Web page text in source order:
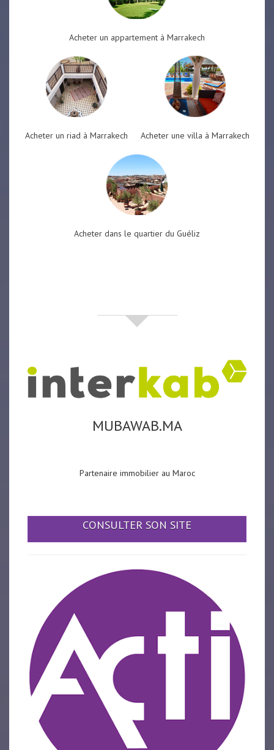
Acheter un appartement à Marrakech
Acheter un riad à Marrakech Acheter une villa à Marrakech
Acheter dans le quartier du Guéliz
MUBAWAB.MA
Partenaire immobilier au Maroc
CONSULTER SON SITE